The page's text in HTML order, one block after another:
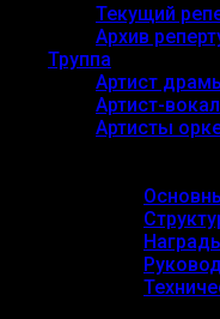
Текущий
Архив
Труппа
Артист
Артист-
Артисты